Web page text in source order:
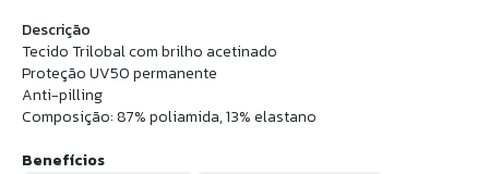
Descrição
Tecido Trilobal com brilho acetinado
Proteção UV50 permanente
Anti-pilling
Composição: 87% poliamida, 13% elastano
Benefícios